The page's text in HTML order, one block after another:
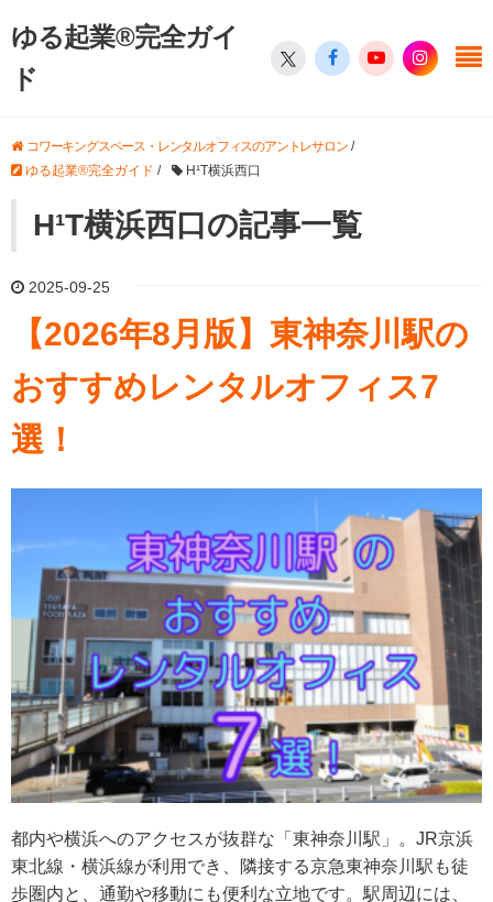
ゆる起業®完全ガイ
ド
コワーキングスペース・レンタルオフィスのアントレサロン/
ゆる起業®完全ガイド / H¹T横浜西口
H¹T横浜西口の記事一覧
2025-09-25
【2026年8月版】東神奈川駅の
おすすめレンタルオフィス7
選！
都内や横浜へのアクセスが抜群な「東神奈川駅」。JR京浜
東北線・横浜線が利用でき、隣接する京急東神奈川駅も徒
歩圏内と、通勤や移動にも便利な立地です。駅周辺には、